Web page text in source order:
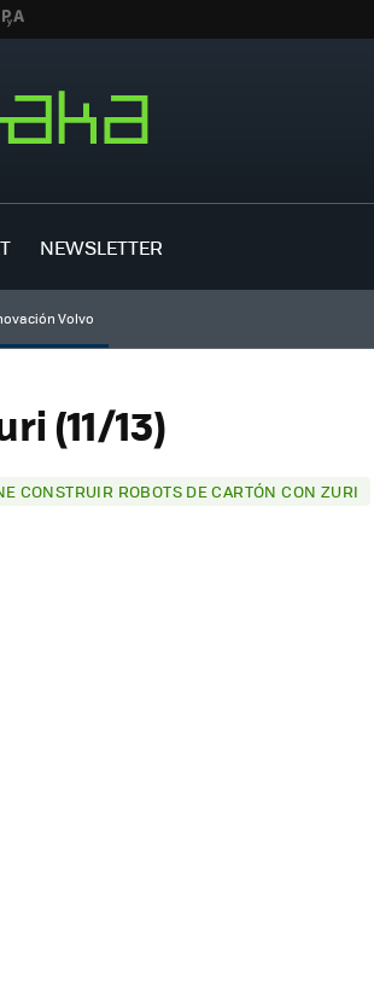
NEWSLETTER
Volvo
(11/13)
CONSTRUIR ROBOTS DE CARTÓN CON ZURI